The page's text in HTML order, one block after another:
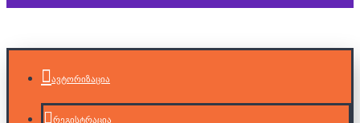
ავტორიზაცია
რეგისტრაცია